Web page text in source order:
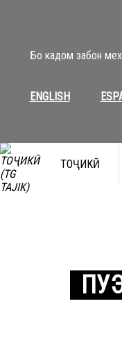
Бо кадом забон
ENGLISH
ТОҶИКӢ